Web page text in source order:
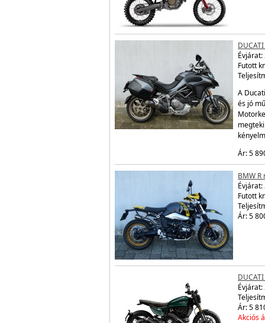
Évjárat:
Futott
A
és jó
Ár: 5
BMW R
Évjárat:
Futott
Ár: 5
Évjárat:
Ár: 5
Akciós